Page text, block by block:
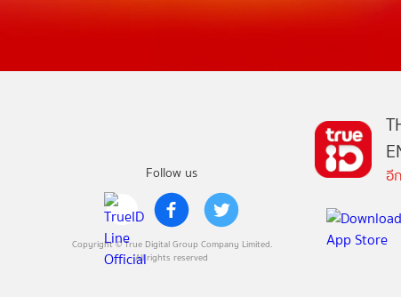
Follow us
Copyright © True Digital Group Company Limited.
All rights reserved
อี